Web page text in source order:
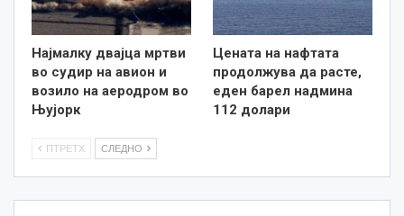
Најмалку двајца мртви
во судир на авион и
возило на аеродром во
Њујорк
Цената на нафтата
продолжува да расте,
еден барел надмина
112 долари
ПТРЕТХ СЛЕДНО